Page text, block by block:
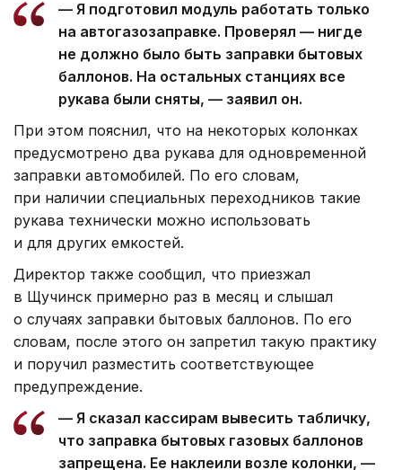
— Я подготовил модуль работать только
на автогазозаправке. Проверял — нигде
не должно было быть заправки бытовых
баллонов. На остальных станциях все
рукава были сняты, — заявил он.
При этом пояснил, что на некоторых колонках
предусмотрено два рукава для одновременной
заправки автомобилей. По его словам,
при наличии специальных переходников такие
рукава технически можно использовать
и для других емкостей.
Директор также сообщил, что приезжал
в Щучинск примерно раз в месяц и слышал
о случаях заправки бытовых баллонов. По его
словам, после этого он запретил такую практику
и поручил разместить соответствующее
предупреждение.
— Я сказал кассирам вывесить табличку,
что заправка бытовых газовых баллонов
запрещена. Ее наклеили возле колонки, —